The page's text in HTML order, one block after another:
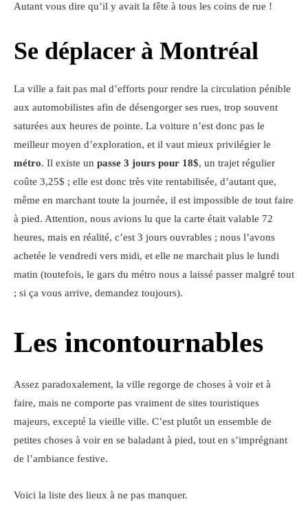
Autant vous dire qu’il y avait la fête à tous les coins de rue !
Se déplacer à Montréal
La ville a fait pas mal d’efforts pour rendre la circulation pénible
aux automobilistes afin de désengorger ses rues, trop souvent
saturées aux heures de pointe. La voiture n’est donc pas le
meilleur moyen d’exploration, et il vaut mieux privilégier le
métro. Il existe un passe 3 jours pour 18$, un trajet régulier
coûte 3,25$ ; elle est donc très vite rentabilisée, d’autant que,
même en marchant toute la journée, il est impossible de tout faire
à pied. Attention, nous avions lu que la carte était valable 72
heures, mais en réalité, c’est 3 jours ouvrables ; nous l’avons
achetée le vendredi vers midi, et elle ne marchait plus le lundi
matin (toutefois, le gars du métro nous a laissé passer malgré tout
; si ça vous arrive, demandez toujours).
Les incontournables
Assez paradoxalement, la ville regorge de choses à voir et à
faire, mais ne comporte pas vraiment de sites touristiques
majeurs, excepté la vieille ville. C’est plutôt un ensemble de
petites choses à voir en se baladant à pied, tout en s’imprégnant
de l’ambiance festive.
Voici la liste des lieux à ne pas manquer.